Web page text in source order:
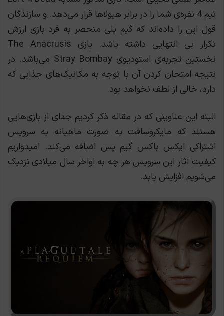
تیم 4 نفره‌ی شما را در برابر هیولاها قرار می‌دهد. و سازندگان
قول این را داده‌اند که گیم پلی منحصر به فرد بازی ارزش
تکرار بی انتهایی داشته باشد. بازی The Anacrusis
نخستین تجربه‌ی استودیوی Stray Bombay می‌باشد. در
نتیجه امتحان کردن آن با توجه به مکانیک‌های جذابی که
دارد، خالی از لطف نخواهد بود.
البته این عناوینی که در مقاله ذکر کردیم جدای از بازی‌هایی
هستند که مایکروسافت به صورت ماهیانه به سرویس
اشتراکی ایکس باکس گیم پس اضافه می‌کند. امیدواریم
کیفیت آثار این سرویس هر چه به اواخر سال میلادی نزدیک
می‌شویم افزایش یابد.